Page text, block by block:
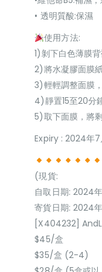
• 透明質酸:保濕
使用方法:
1)剝下白色薄膜背
2)將水凝膠面膜紙
3)輕輕調整面膜
4)靜置15至20分
5)取下面膜，將
Expiry : 2024年7
(現貨:
自取日期: 2024
寄貨日期: 2024
[X404232]
$45/盒
$35/盒 (2-4)